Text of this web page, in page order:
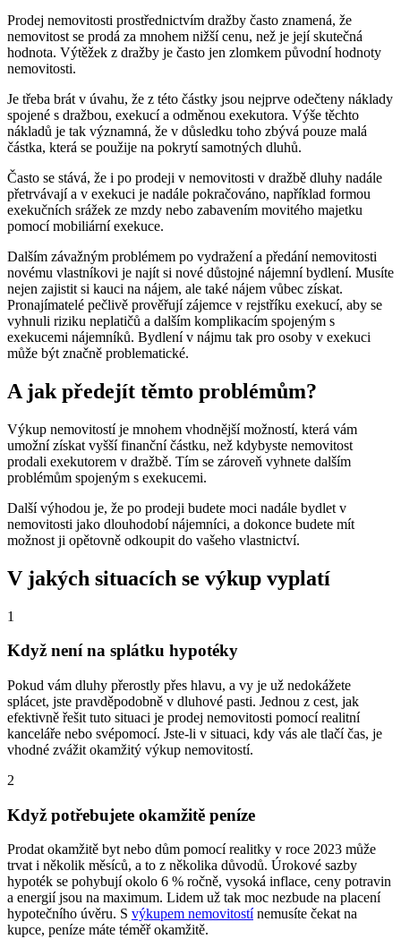
Prodej nemovitosti prostřednictvím dražby často znamená, že
nemovitost se prodá za mnohem nižší cenu, než je její skutečná
hodnota. Výtěžek z dražby je často jen zlomkem původní hodnoty
nemovitosti.
Je třeba brát v úvahu, že z této částky jsou nejprve odečteny náklady
spojené s dražbou, exekucí a odměnou exekutora. Výše těchto
nákladů je tak významná, že v důsledku toho zbývá pouze malá
částka, která se použije na pokrytí samotných dluhů.
Často se stává, že i po prodeji v nemovitosti v dražbě dluhy nadále
přetrvávají a v exekuci je nadále pokračováno, například formou
exekučních srážek ze mzdy nebo zabavením movitého majetku
pomocí mobiliární exekuce.
Dalším závažným problémem po vydražení a předání nemovitosti
novému vlastníkovi je najít si nové důstojné nájemní bydlení. Musíte
nejen zajistit si kauci na nájem, ale také nájem vůbec získat.
Pronajímatelé pečlivě prověřují zájemce v rejstříku exekucí, aby se
vyhnuli riziku neplatičů a dalším komplikacím spojeným s
exekucemi nájemníků. Bydlení v nájmu tak pro osoby v exekuci
může být značně problematické.
A jak předejít těmto problémům?
Výkup nemovitostí je mnohem vhodnější možností, která vám
umožní získat vyšší finanční částku, než kdybyste nemovitost
prodali exekutorem v dražbě. Tím se zároveň vyhnete dalším
problémům spojeným s exekucemi.
Další výhodou je, že po prodeji budete moci nadále bydlet v
nemovitosti jako dlouhodobí nájemníci, a dokonce budete mít
možnost ji opětovně odkoupit do vašeho vlastnictví.
V jakých situacích se výkup vyplatí
1
Když není na splátku hypotéky
Pokud vám dluhy přerostly přes hlavu, a vy je už nedokážete
splácet, jste pravděpodobně v dluhové pasti. Jednou z cest, jak
efektivně řešit tuto situaci je prodej nemovitosti pomocí realitní
kanceláře nebo svépomocí. Jste-li v situaci, kdy vás ale tlačí čas, je
vhodné zvážit okamžitý výkup nemovitostí.
2
Když potřebujete okamžitě peníze
Prodat okamžitě byt nebo dům pomocí realitky v roce 2023 může
trvat i několik měsíců, a to z několika důvodů. Úrokové sazby
hypoték se pohybují okolo 6 % ročně, vysoká inflace, ceny potravin
a energií jsou na maximum. Lidem už tak moc nezbude na placení
hypotečního úvěru. S výkupem nemovitostí nemusíte čekat na
kupce, peníze máte téměř okamžitě.